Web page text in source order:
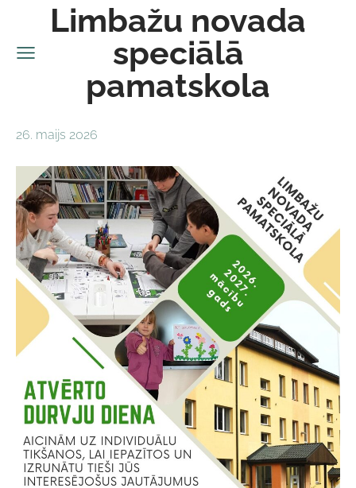
Limbažu novada
speciālā
pamatskola
26. maijs 2026